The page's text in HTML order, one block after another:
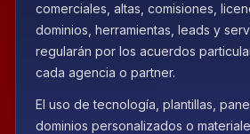
comerciales, altas, comisiones,
dominios, herramientas, leads y
regularán por los acuerdos
cada agencia o partner.
El uso de tecnología, plantillas,
dominios personalizados o